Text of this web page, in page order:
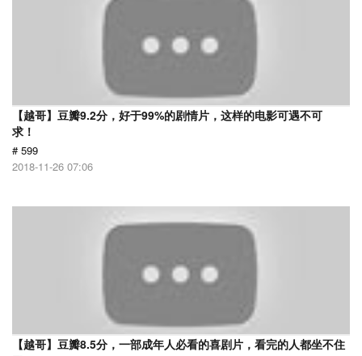
【越哥】豆瓣9.2分，好于99%的剧情片，这样的电影可遇不可
求！
# 599
2018-11-26 07:06
【越哥】豆瓣8.5分，一部成年人必看的喜剧片，看完的人都坐不住